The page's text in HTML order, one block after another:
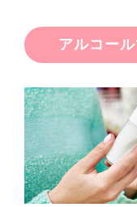
アルコー